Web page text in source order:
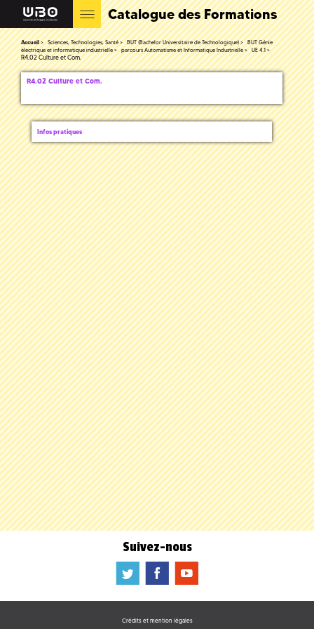
Catalogue des Formations
Accueil Sciences, Technologies, Santé BUT (Bachelor Universitaire de Technologique)
BUT Génie
électrique et informatique industrielle
parcours Automatisme et Informatique Industrielle UE 4.1
R4.02 Culture et Com.
R4.02 Culture et Com.
Infos pratiques
Suivez-nous
a b f
Crédits et mention légales